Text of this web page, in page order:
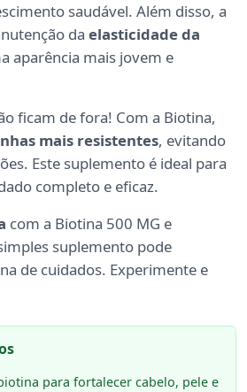
saudável. Além disso, a
da elasticidade da
aparência mais jovem e
ficam de fora! Com a Biotina,
mais resistentes, evitando
Este suplemento é ideal para
completo e eficaz.
com a Biotina 500 MG e
suplemento pode
de cuidados. Experimente e
para fortalecer cabelo, pele e